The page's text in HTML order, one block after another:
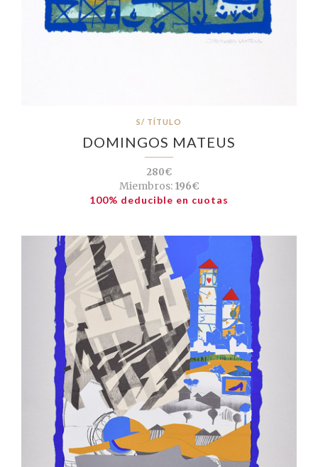
S/ TÍTULO
DOMINGOS MATEUS
280€
Miembros:196€
100% deducible en cuotas